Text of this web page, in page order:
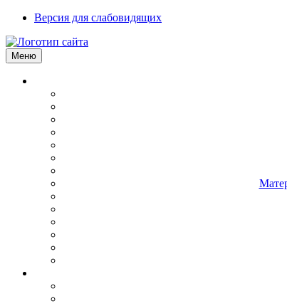
Версия для слабовидящих
Меню